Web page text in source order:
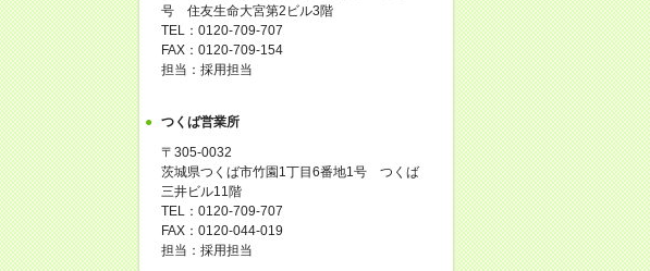
号 住友生命大宮第2ビル3階
TEL：0120-709-707
FAX：0120-709-154
担当：採用担当
つくば営業所
〒305-0032
茨城県つくば市竹園1丁目6番地1号 つくば
三井ビル11階
TEL：0120-709-707
FAX：0120-044-019
担当：採用担当